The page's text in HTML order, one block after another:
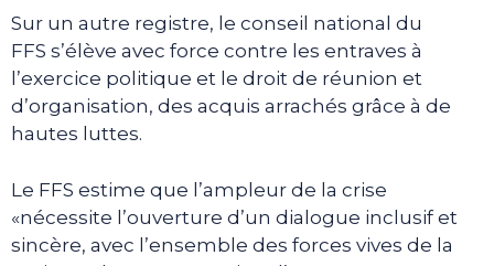
Sur un autre registre, le conseil national du
FFS s’élève avec force contre les entraves à
l’exercice politique et le droit de réunion et
d’organisation, des acquis arrachés grâce à de
hautes luttes.
Le FFS estime que l’ampleur de la crise
«nécessite l’ouverture d’un dialogue inclusif et
sincère, avec l’ensemble des forces vives de la